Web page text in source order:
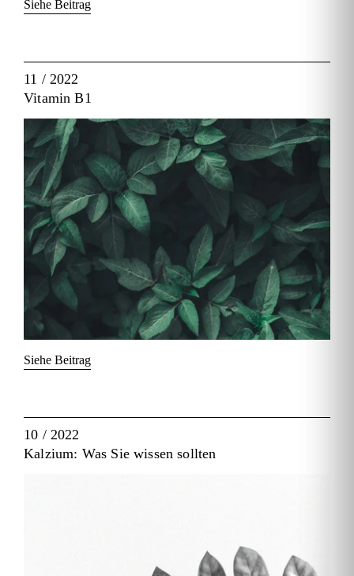
Siehe Beitrag
11 / 2022
Vitamin B1
Siehe Beitrag
10 / 2022
Kalzium: Was Sie wissen sollten